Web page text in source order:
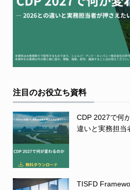
注目のお役立ち資料
CDP 2027で何
違いと実務担
TISFD